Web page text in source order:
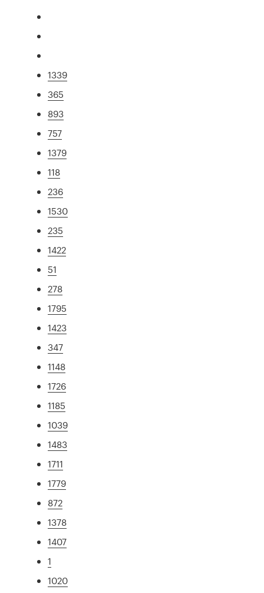
1339
365
893
757
1379
118
236
1530
235
1422
51
278
1795
1423
347
1148
1726
1185
1039
1483
1711
1779
872
1378
1407
1
1020